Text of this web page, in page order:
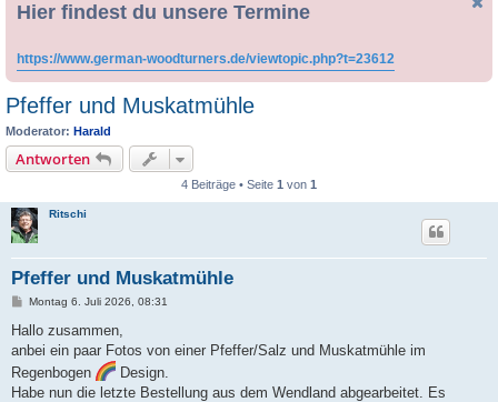
Hier findest du unsere Termine
https://www.german-woodturners.de/viewtopic.php?t=23612
Pfeffer und Muskatmühle
Moderator: Harald
Antworten
4 Beiträge • Seite 1 von 1
Ritschi
Pfeffer und Muskatmühle
B
i
r
g
Montag 6. Juli 2026, 08:31
Hallo zusammen,
anbei ein paar Fotos von einer Pfeffer/Salz und Muskatmühle im
Regenbogen
Design.
Habe nun die letzte Bestellung aus dem Wendland abgearbeitet. Es